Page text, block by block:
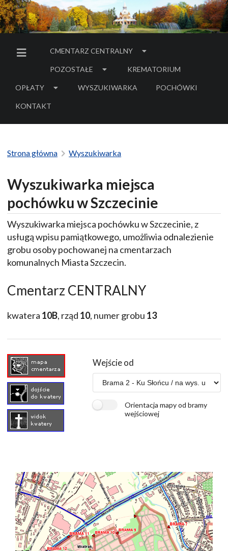
MENU BOCZNE
CMENTARZ CENTRALNY
POZOSTAŁE KREMATORIUM
OPŁATY WYSZUKIWARKA POCHÓWKI
- LINK DO SERWISU
KONTAKT
Strona główna Wyszukiwarka
Wyszukiwarka miejsca
pochówku w Szczecinie
Wyszukiwarka miejsca pochówku w Szczecinie, z
usługą wpisu pamiątkowego, umożliwia odnalezienie
grobu osoby pochowanej na cmentarzach
komunalnych Miasta Szczecin.
Cmentarz CENTRALNY
kwatera 10B, rząd 10, numer grobu 13
Wejście od
Orientacja mapy od bramy
wejściowej